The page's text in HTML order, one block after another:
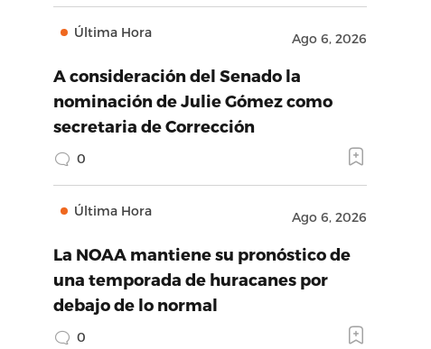
Última Hora Ago 6, 2026
A consideración del Senado la
nominación de Julie Gómez como
secretaria de Corrección
0
Última Hora Ago 6, 2026
La NOAA mantiene su pronóstico de
una temporada de huracanes por
debajo de lo normal
0